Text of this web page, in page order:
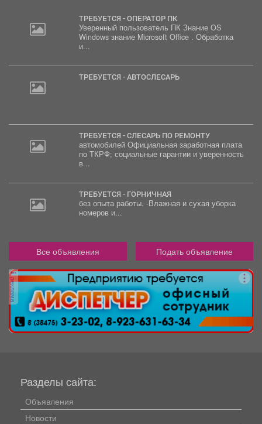
ТРЕБУЕТСЯ - ОПЕРАТОР ПК
Уверенный пользователь ПК Знание OS
Windows знание Microsoft Office . Обработка
и...
ТРЕБУЕТСЯ - АВТОСЛЕСАРЬ
ТРЕБУЕТСЯ - СЛЕСАРЬ ПО РЕМОНТУ
автомобилей Официальная заработная плата
по ТКРФ; социальные гарантии и уверенность
в...
ТРЕБУЕТСЯ - ГОРНИЧНАЯ
без опыта работы. -Влажная и сухая уборка
номеров и...
Все объявления Подать объявление
реклама
Разделы сайта:
Объявления
Новости